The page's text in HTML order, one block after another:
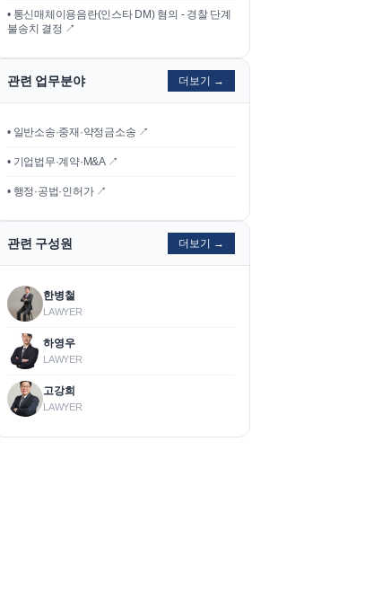
• 통신매체이용음란(인스타 DM) 혐의 - 경찰 단계
불송치 결정 ↗
관련 업무분야 더보기 →
• 일반소송·중재·약정금소송 ↗
• 기업법무·계약·M&A ↗
• 행정·공법·인허가 ↗
관련 구성원 더보기 →
한병철
LAWYER
하영우
LAWYER
고강희
LAWYER